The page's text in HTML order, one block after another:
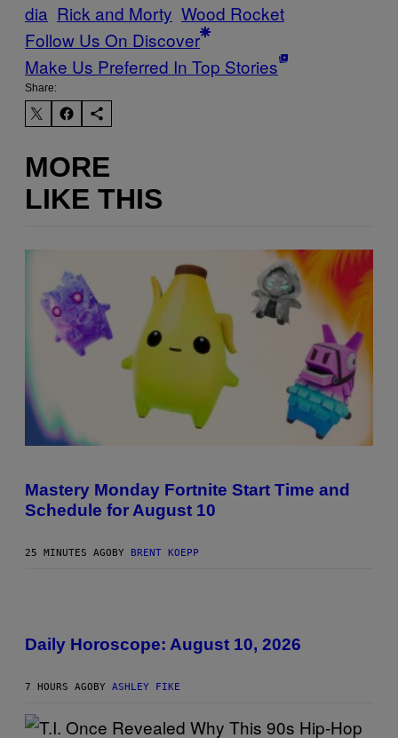
dia Rick and Morty Wood Rocket
Follow Us On Discover
Make Us Preferred In Top Stories
Share:
MORE
LIKE THIS
R
E
E
H
C
M
Mastery Monday Fortnite Start Time and
Schedule for August 10
25 MINUTES AGO BY BRENT KOEPP
L
U
R
T
I
Daily Horoscope: August 10, 2026
7 HOURS AGO BY ASHLEY FIKE